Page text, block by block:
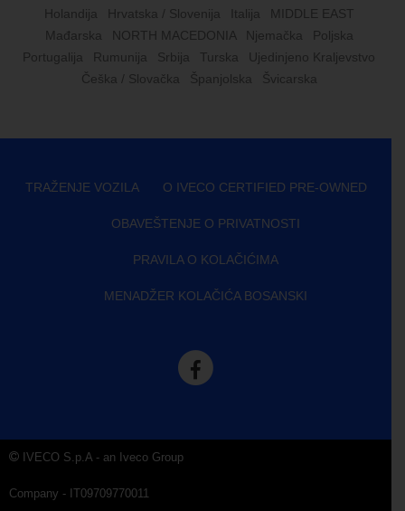
Holandija
Hrvatska / Slovenija Italija
MIDDLE EAST
Mađarska
NORTH MACEDONIA Njemačka
Poljska
Portugalija
Rumunija Srbija Turska
Ujedinjeno Kraljevstvo
Češka / Slovačka
Španjolska Švicarska
TRAŽENJE VOZILA O IVECO CERTIFIED PRE-OWNED
OBAVEŠTENJE O PRIVATNOSTI
PRAVILA O KOLAČIĆIMA
MENADŽER KOLAČIĆA BOSANSKI
IVECO S.p.A - an Iveco Group
Company - IT09709770011